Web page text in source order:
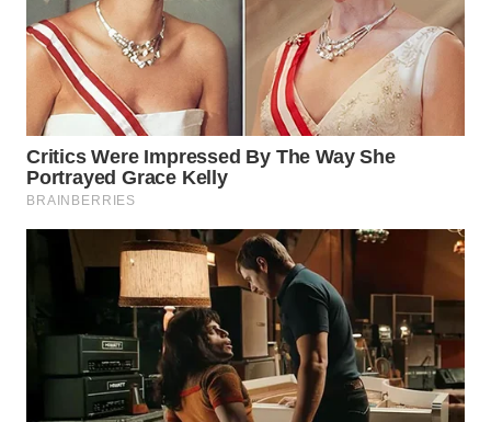
WAHANANEWS
CO ID
WAHANANEWS
WAHANA
SPORT
WAHANA
WAHANA
SELEB